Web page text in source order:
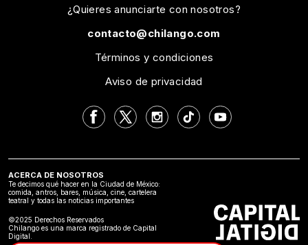
¿Quieres anunciarte con nosotros?
contacto@chilango.com
Términos y condiciones
Aviso de privacidad
ACERCA DE NOSOTROS
Te decimos qué hacer en la Ciudad de México:
comida, antros, bares, música, cine, cartelera
teatral y todas las noticias importantes
©2025 Derechos Reservados
Chilango es una marca registrado de Capital
Digital.